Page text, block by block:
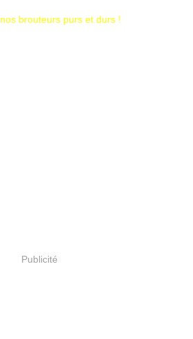
brouteurs purs et durs !
Publicité